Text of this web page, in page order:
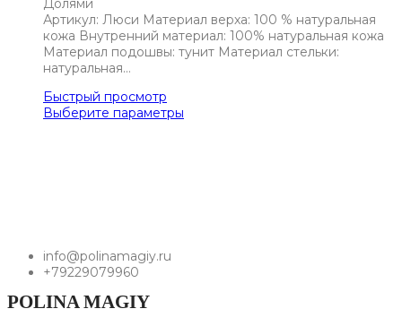
Артикул: Люси Материал верха: 100 % натуральная
кожа Внутренний материал: 100% натуральная кожа
Материал подошвы: тунит Материал стельки:
натуральная…
Быстрый просмотр
Выберите параметры
info@polinamagiy.ru
+79229079960
POLINA MAGIY